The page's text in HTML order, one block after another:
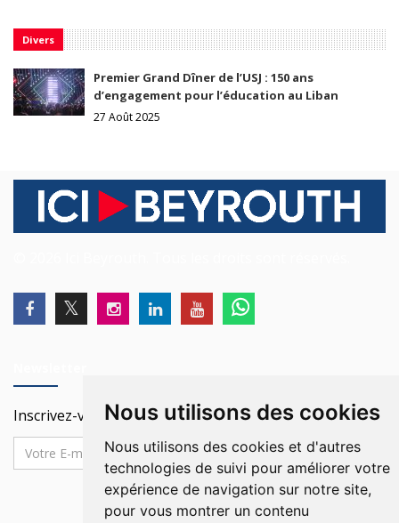
Nous utilisons des cookies
Nous utilisons des cookies et d'autres
technologies de suivi pour améliorer votre
expérience de navigation sur notre site,
pour vous montrer un contenu
Divers
Premier Grand Dîner de l’USJ : 150 ans
d’engagement pour l’éducation au Liban
27 Août 2025
Inscrivez-vous à notre Newsletter